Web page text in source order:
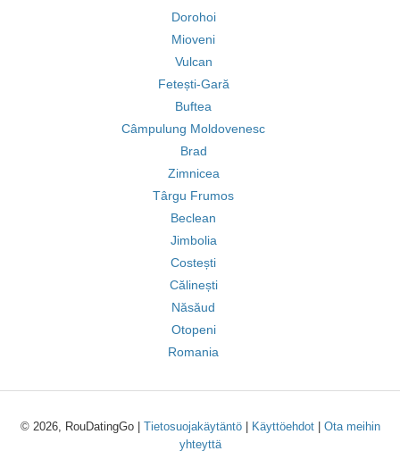
Dorohoi
Mioveni
Vulcan
Fetești-Gară
Buftea
Câmpulung Moldovenesc
Brad
Zimnicea
Târgu Frumos
Beclean
Jimbolia
Costești
Călinești
Năsăud
Otopeni
Romania
© 2026, RouDatingGo | Tietosuojakäytäntö| Käyttöehdot| Ota meihin
yhteyttä